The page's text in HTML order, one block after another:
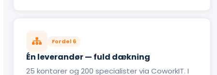
Fordel 6
Én leverandør — fuld dækning
25 kontorer og 200 specialister via CoworkIT. I